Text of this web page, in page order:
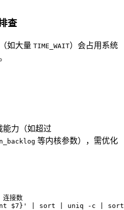
查
如大量 TIME_WAIT）会占用系统
能力（如超过
等内核参数），需优化
接数
$7}' sort uniq -c | sort